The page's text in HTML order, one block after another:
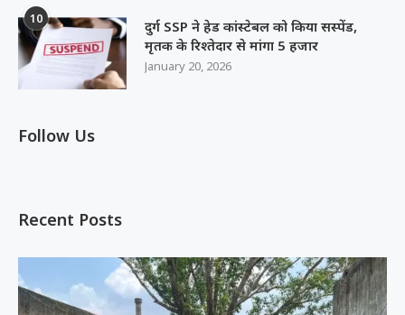
10
दुर्ग SSP ने हेड कांस्टेबल को किया सस्पेंड,
मृतक के रिश्तेदार से मांगा 5 हजार
January 20, 2026
Follow Us
Recent Posts